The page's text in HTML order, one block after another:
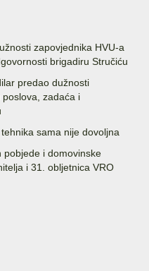
zapovjednika HVU-a
brigadiru Stručiću
predao dužnosti
zadaća i
sama nije dovoljna
pobjede i domovinske
i 31. obljetnica VRO